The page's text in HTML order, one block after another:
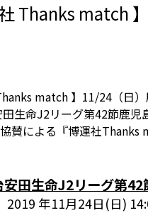
社 Thanks match
match 】11/24（日
生命J2リーグ第42節鹿
賛による『博運社Thanks
安田生命J2リーグ第42
2019 年11月24日(日)